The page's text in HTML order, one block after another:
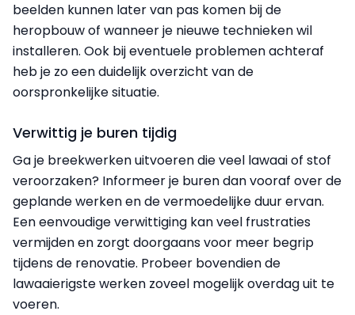
beelden kunnen later van pas komen bij de
heropbouw of wanneer je nieuwe technieken wil
installeren. Ook bij eventuele problemen achteraf
heb je zo een duidelijk overzicht van de
oorspronkelijke situatie.
Verwittig je buren tijdig
Ga je breekwerken uitvoeren die veel lawaai of stof
veroorzaken? Informeer je buren dan vooraf over de
geplande werken en de vermoedelijke duur ervan.
Een eenvoudige verwittiging kan veel frustraties
vermijden en zorgt doorgaans voor meer begrip
tijdens de renovatie. Probeer bovendien de
lawaaierigste werken zoveel mogelijk overdag uit te
voeren.